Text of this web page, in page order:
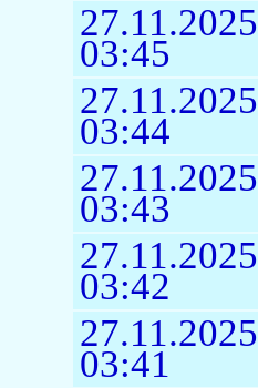
27.11.2025
03:45
27.11.2025
03:44
27.11.2025
03:43
27.11.2025
03:42
27.11.2025
03:41